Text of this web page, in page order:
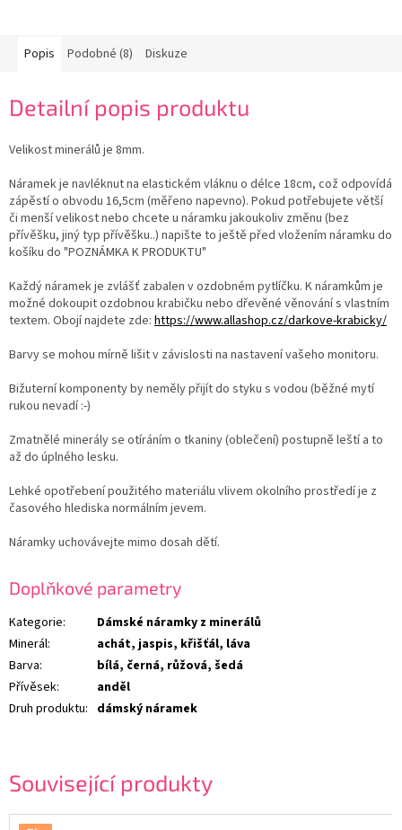
Související produkty
Popis Podobné (8) Diskuze
Detailní popis produktu
Velikost minerálů je 8mm.
Náramek je navléknut na elastickém vláknu o délce 18cm, což odpovídá
zápěstí o obvodu 16,5cm (měřeno napevno). Pokud potřebujete větší
či menší velikost nebo chcete u náramku jakoukoliv změnu (bez
přívěšku, jiný typ přívěšku..) napište to ještě před vložením náramku do
košíku do "POZNÁMKA K PRODUKTU"
Každý náramek je zvlášť zabalen v ozdobném pytlíčku. K náramkům je
možné dokoupit ozdobnou krabičku nebo dřevěné věnování s vlastním
textem. Obojí najdete zde: https://www.allashop.cz/darkove-krabicky/
Barvy se mohou mírně lišit v závislosti na nastavení vašeho monitoru.
Bižuterní komponenty by neměly přijít do styku s vodou (běžné mytí
rukou nevadí :-)
Zmatnělé minerály se otíráním o tkaniny (oblečení) postupně leští a to
až do úplného lesku.
Lehké opotřebení použitého materiálu vlivem okolního prostředí je z
časového hlediska normálním jevem.
Náramky uchovávejte mimo dosah dětí.
Doplňkové parametry
Kategorie:
Dámské náramky z minerálů
Minerál:
achát, jaspis, křišťál, láva
Barva:
bílá, černá, růžová, šedá
Přívěsek:
anděl
Druh produktu: dámský náramek